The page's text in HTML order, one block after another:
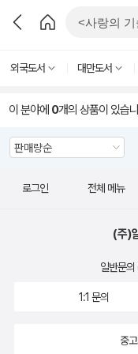
외국도서 대만도서
이 분야에 0개의 상품이 있습
로그인 전체 메뉴
(주)
일반문의
1:1 문의
중